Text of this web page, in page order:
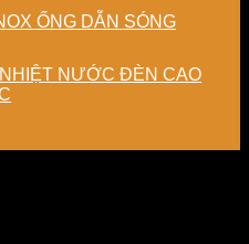
ỐNG DẪN SÓNG
ĐÈN CAO